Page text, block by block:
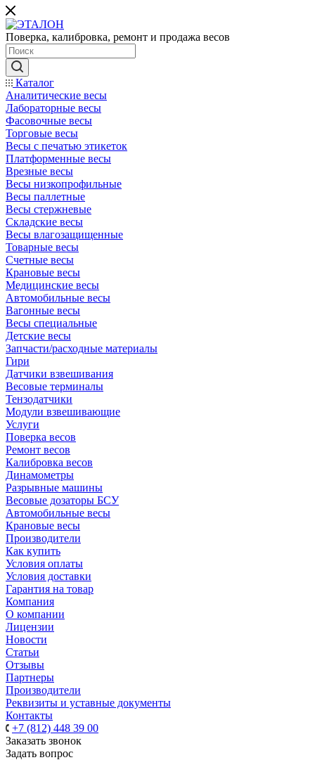
Поверка, калибровка, ремонт и продажа весов
Каталог
Аналитические весы
Лабораторные весы
Фасовочные весы
Торговые весы
Весы с печатью этикеток
Платформенные весы
Врезные весы
Весы низкопрофильные
Весы паллетные
Весы стержневые
Складские весы
Весы влагозащищенные
Товарные весы
Счетные весы
Крановые весы
Медицинские весы
Автомобильные весы
Вагонные весы
Весы специальные
Детские весы
Запчасти/расходные материалы
Гири
Датчики взвешивания
Весовые терминалы
Тензодатчики
Модули взвешивающие
Услуги
Поверка весов
Ремонт весов
Калибровка весов
Динамометры
Разрывные машины
Весовые дозаторы БСУ
Автомобильные весы
Крановые весы
Производители
Как купить
Условия оплаты
Условия доставки
Гарантия на товар
Компания
О компании
Лицензии
Новости
Статьи
Отзывы
Партнеры
Производители
Реквизиты и уставные документы
Контакты
+7 (812) 448 39 00
Заказать звонок
Задать вопрос